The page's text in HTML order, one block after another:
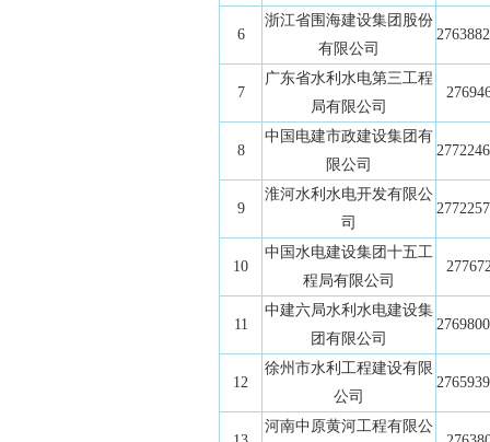
6
浙江省围海建设集团股份
有限公司
7
广东省水利水电第三工程
局有限公司
8
中国电建市政建设集团有
限公司
9
淮河水利水电开发有限公
司
10
中国水电建设集团十五工
程局有限公司
11
中建六局水利水电建设集
团有限公司
12
徐州市水利工程建设有限
公司
河南中原黄河工程有限公